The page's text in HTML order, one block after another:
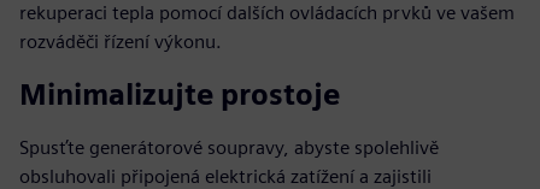
rekuperaci tepla pomocí dalších ovládacích prvků ve vašem
rozváděči řízení výkonu.
Minimalizujte prostoje
Spusťte generátorové soupravy, abyste spolehlivě
obsluhovali připojená elektrická zatížení a zajistili